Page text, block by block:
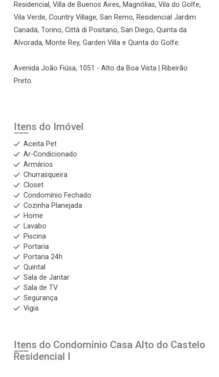
Residencial, Villa de Buenos Aires, Magnólias, Vila do Golfe,
Vila Verde, Country Village, San Remo, Residencial Jardim
Canadá, Torino, Città di Positano, San Diego, Quinta da
Alvorada, Monte Rey, Garden Villa e Quinta do Golfe.
Avenida João Fiúsa, 1051 - Alto da Boa Vista | Ribeirão
Preto.
Itens do Imóvel
Aceita Pet
Ar-Condicionado
Armários
Churrasqueira
Closet
Condomínio Fechado
Cozinha Planejada
Home
Lavabo
Piscina
Portaria
Portaria 24h
Quintal
Sala de Jantar
Sala de TV
Segurança
Vigia
Itens do Condomínio Casa Alto do Castelo
Residencial I